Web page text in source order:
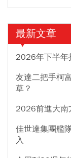
最新文章
2026年下半年
友達二把手柯
草？
2026前進大南
佳世達集團艦
入